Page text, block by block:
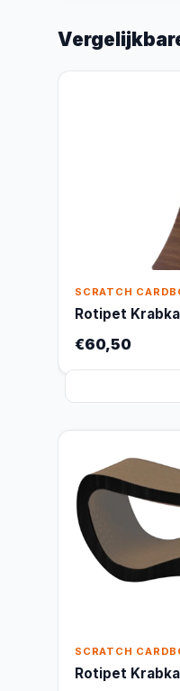
SCRATCH
Rotipet
€60,50
SCRATCH
Rotipet